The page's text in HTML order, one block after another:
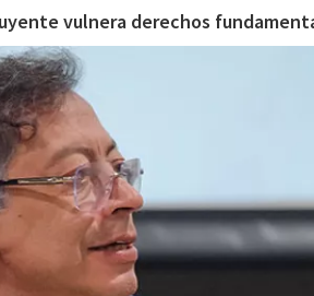
vulnera derechos